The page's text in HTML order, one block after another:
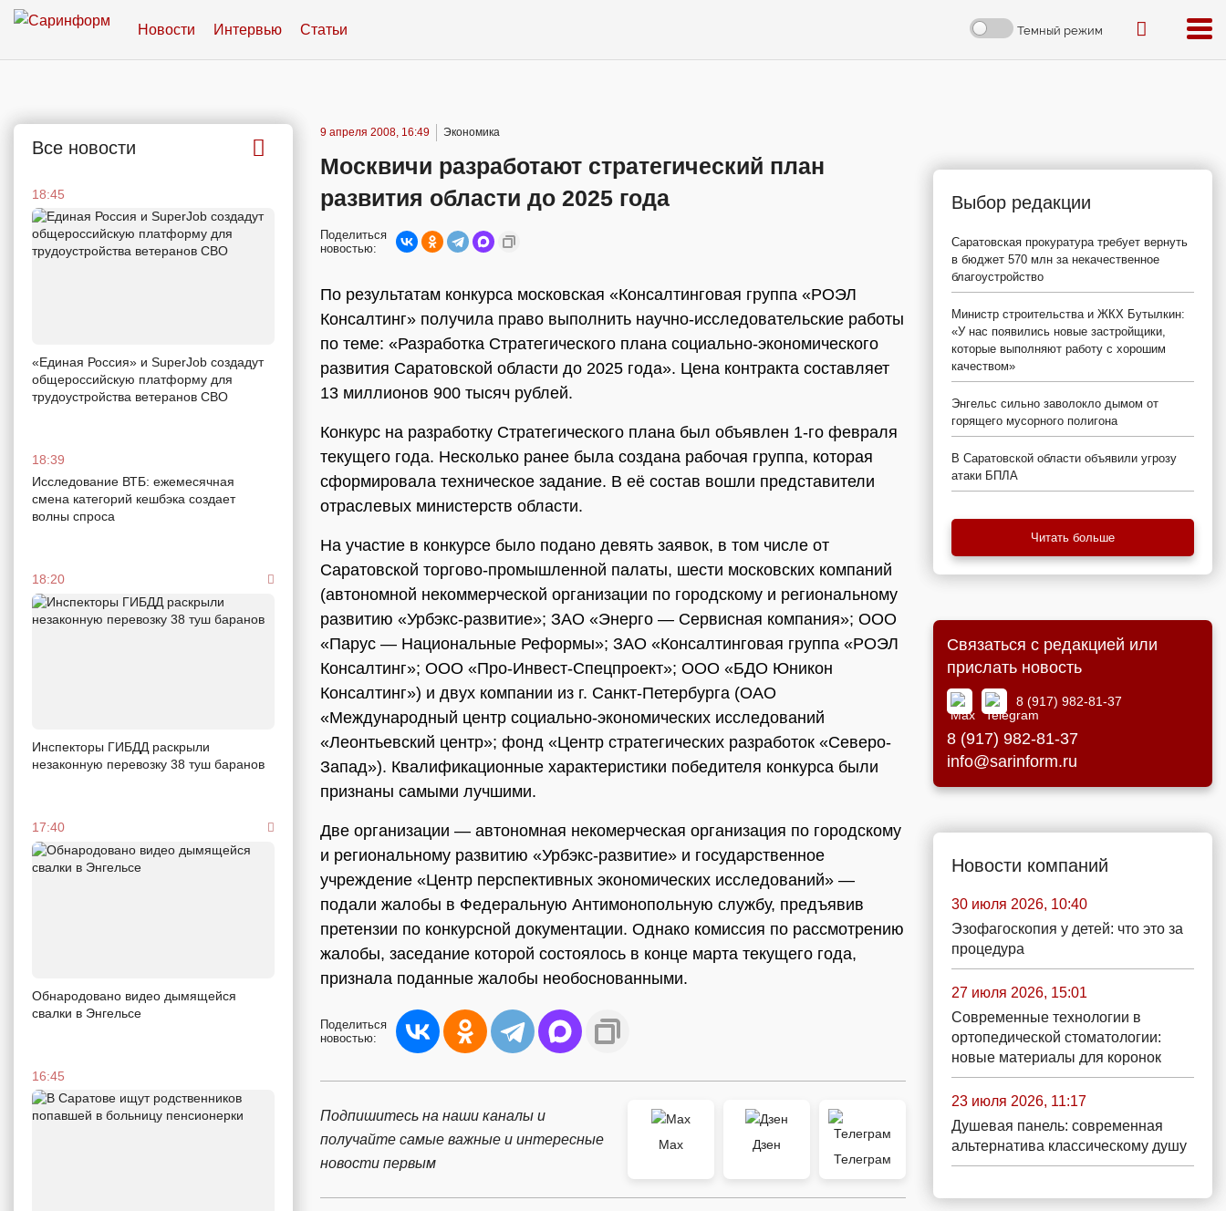
Новости Интервью Статьи Темный режим
Все новости
18:45
«Единая Россия» и SuperJob создадут
общероссийскую платформу для
трудоустройства ветеранов СВО
18:39
Исследование ВТБ: ежемесячная
смена категорий кешбэка создает
волны спроса
18:20
Инспекторы ГИБДД раскрыли
незаконную перевозку 38 туш баранов
17:40
Обнародовано видео дымящейся
свалки в Энгельсе
16:45
9 апреля 2008, 16:49 Экономика
Москвичи разработают стратегический план
развития области до 2025 года
Поделиться
новостью:
По результатам конкурса московская «Консалтинговая группа «РОЭЛ
Консалтинг» получила право выполнить научно-исследовательские работы
по теме: «Разработка Стратегического плана социально-экономического
развития Саратовской области до 2025 года». Цена контракта составляет
13 миллионов 900 тысяч рублей.
Конкурс на разработку Стратегического плана был объявлен 1-го февраля
текущего года. Несколько ранее была создана рабочая группа, которая
сформировала техническое задание. В её состав вошли представители
отраслевых министерств области.
На участие в конкурсе было подано девять заявок, в том числе от
Саратовской торгово-промышленной палаты, шести московских компаний
(автономной некоммерческой организации по городскому и региональному
развитию «Урбэкс-развитие»; ЗАО «Энерго — Сервисная компания»; ООО
«Парус — Национальные Реформы»; ЗАО «Консалтинговая группа «РОЭЛ
Консалтинг»; ООО «Про-Инвест-Спецпроект»; ООО «БДО Юникон
Консалтинг») и двух компании из г. Санкт-Петербурга (ОАО
«Международный центр социально-экономических исследований
«Леонтьевский центр»; фонд «Центр стратегических разработок «Северо-
Запад»). Квалификационные характеристики победителя конкурса были
признаны самыми лучшими.
Две организации — автономная некомерческая организация по городскому
и региональному развитию «Урбэкс-развитие» и государственное
учреждение «Центр перспективных экономических исследований» —
подали жалобы в Федеральную Антимонопольную службу, предъявив
претензии по конкурсной документации. Однако комиссия по рассмотрению
жалобы, заседание которой состоялось в конце марта текущего года,
признала поданные жалобы необоснованными.
Поделиться
новостью:
Подпишитесь на наши каналы и
получайте самые важные и интересные
новости первым
Max
Дзен
Телеграм
Выбор редакции
Саратовская прокуратура требует вернуть
в бюджет 570 млн за некачественное
благоустройство
Министр строительства и ЖКХ Бутылкин:
«У нас появились новые застройщики,
которые выполняют работу с хорошим
качеством»
Энгельс сильно заволокло дымом от
горящего мусорного полигона
В Саратовской области объявили угрозу
атаки БПЛА
Читать больше
Связаться с редакцией или
прислать новость
8 (917) 982-81-37
8 (917) 982-81-37
info@sarinform.ru
Новости компаний
30 июля 2026, 10:40
Эзофагоскопия у детей: что это за
процедура
27 июля 2026, 15:01
Современные технологии в
ортопедической стоматологии:
новые материалы для коронок
23 июля 2026, 11:17
Душевая панель: современная
альтернатива классическому душу